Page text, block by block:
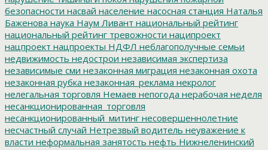
безопасности насвай население насосная станция Наталья
Баженова наука Наум Ливант национальный рейтинг
национальный рейтинг тревожности наципроект
нацпроект нацпроекты НДФЛ неблагополучные семьи
недвижимость недострои независимая экспертиза
независимые сми незаконная миграция незаконная охота
незаконная рубка незаконная_реклама некролог
нелегальная торговля Немаев непогода нерабочая неделя
несанкционированная_торговля
несанкционированный_митинг несовершеннолетние
несчастный случай Нетрезвый водитель неуважение к
власти неформальная занятость нефть Нижнеленинский